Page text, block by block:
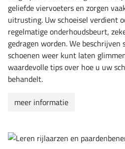
geliefde viervoeters en zorgen
uitrusting. Uw schoeisel verdient
regelmatige onderhoudsbeurt,
gedragen worden. We
schoenen weer kunt laten
waardevolle tips over hoe u uw
behandelt.
meer informatie